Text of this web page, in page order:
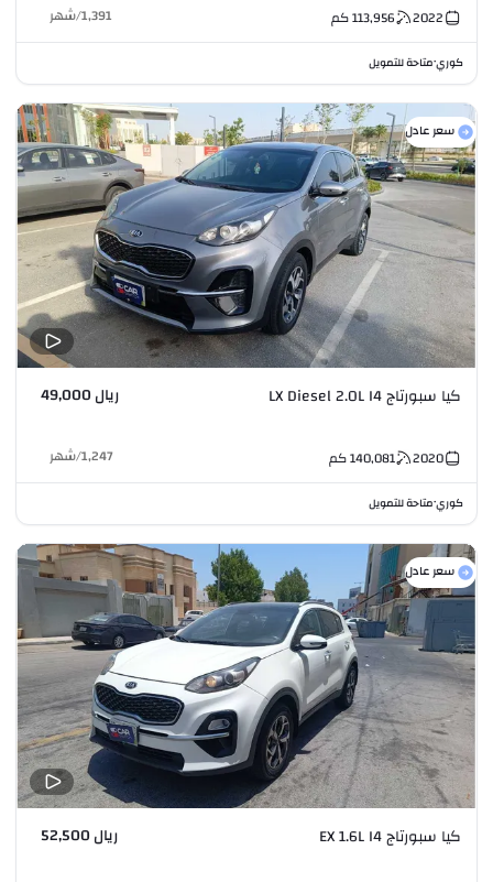
2022
113,956كم 1,391
/شهر
كوري•متاحة للتمويل
سعر عادل
كيا سبورتاج LX Diesel 2.0L I4 ريال 49,000
2020
140,081كم 1,247
/شهر
كوري•متاحة للتمويل
سعر عادل
كيا سبورتاج EX 1.6L I4 ريال 52,500